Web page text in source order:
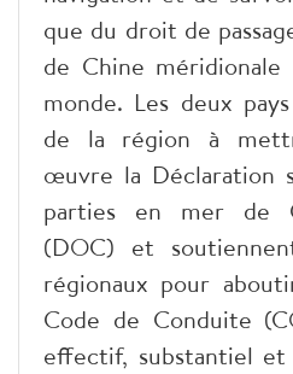
que du droit de
de Chine
monde. Les deux
de la région à
œuvre la Déclaration
parties en mer de
(DOC) et
régionaux pour
Code de Conduite
effectif, substantiel